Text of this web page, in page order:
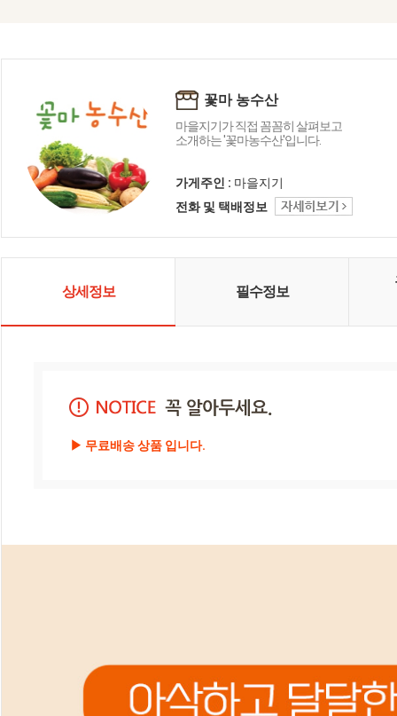
꽃마 농수산
마을지기가 직접 꼼꼼히 살펴보고
소개하는 '꽃마농수산'입니다.
가게주인 : 마을지기
전화 및 택배정보
상세정보 필수정보